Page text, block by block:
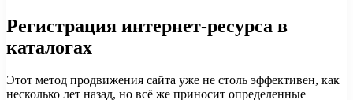
Регистрация интернет-ресурса в
каталогах
Этот метод продвижения сайта уже не столь эффективен, как
несколько лет назад, но всё же приносит определенные